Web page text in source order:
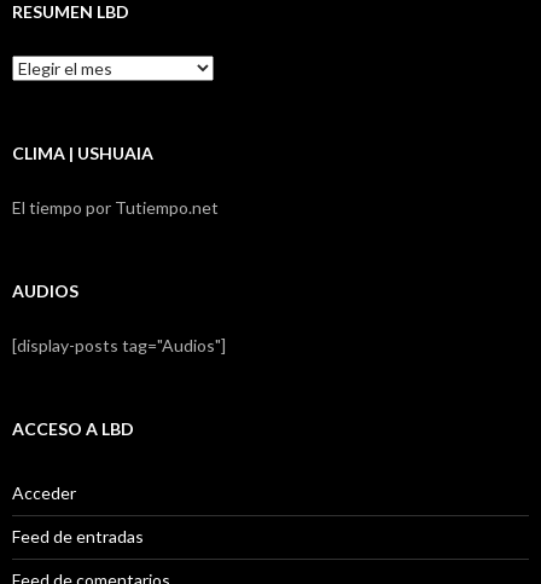
RESUMEN LBD
Resumen
LBD
CLIMA | USHUAIA
El tiempo por Tutiempo.net
AUDIOS
[display-posts tag="Audios"]
ACCESO A LBD
Acceder
Feed de entradas